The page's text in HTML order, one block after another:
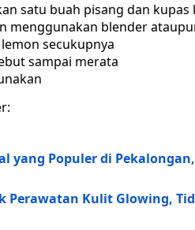
satu buah pisang dan kupas
menggunakan blender
secukupnya
sampai merata
yang Populer di
Perawatan Kulit Glowing,